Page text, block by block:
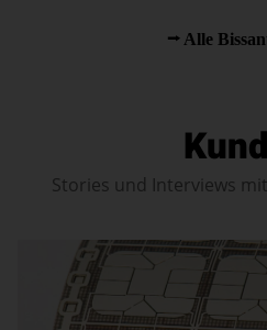
Alle
Stories und Interviews